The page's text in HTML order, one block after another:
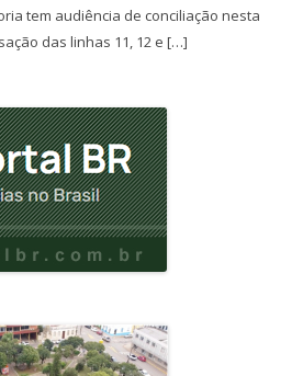
tem audiência de conciliação nesta
das linhas 11, 12 e […]